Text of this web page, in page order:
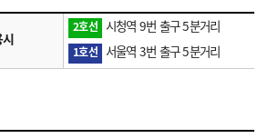
2호선 시청역 9번 출구 5분거리
1호선 서울역 3번 출구 5분거리